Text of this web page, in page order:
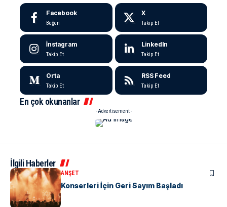
Facebook
Beğen
X
Takip Et
İnstagram
Takip Et
LinkedIn
Takip Et
Orta
Takip Et
RSS Feed
Takip Et
En çok okunanlar
- Advertisement -
İlgili Haberler
KÜLTÜR & SANATMANŞET
Yalova’da Yaz Konserleri İçin Geri Sayım Başladı